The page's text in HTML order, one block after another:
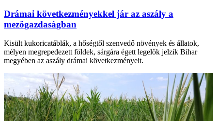
Drámai következményekkel jár az aszály a
mezőgazdaságban
Kisült kukoricatáblák, a hőségtől szenvedő növények és állatok,
mélyen megrepedezett földek, sárgára égett legelők jelzik Bihar
megyében az aszály drámai következményeit.